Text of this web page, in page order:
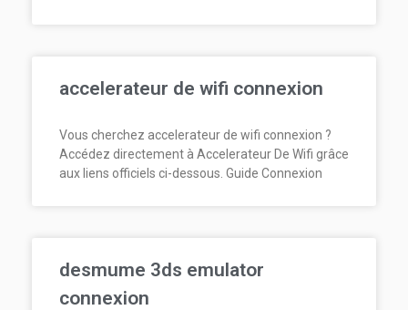
accelerateur de wifi connexion
Vous cherchez accelerateur de wifi connexion ?
Accédez directement à Accelerateur De Wifi grâce
aux liens officiels ci-dessous. Guide Connexion
desmume 3ds emulator
connexion